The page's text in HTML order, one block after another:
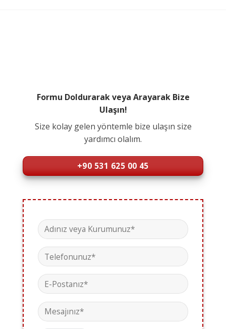
Formu Doldurarak veya Arayarak Bize
Ulaşın!
Size kolay gelen yöntemle bize ulaşın size
yardımcı olalım.
+90 531 625 00 45